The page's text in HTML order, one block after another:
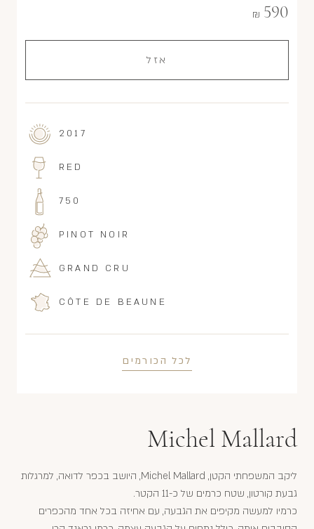
590
₪
אזל
2017
RED
750
PINOT NOIR
GRAND CRU
CÔTE DE BEAUNE
לכל הכורמים
Michel Mallard
ליקב המשפחתי הקטן, Michel Mallard, היושב בכפר לדואה, למרגלות
גבעת קורטון, שטח כרמים של כ-11 הקטר.
כרמיו למעשה מקיפים את הגבעה, עם אחיזה בכל אחד מהכפרים